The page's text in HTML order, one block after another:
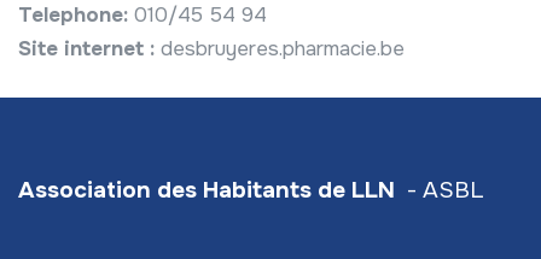
Telephone: 010/45 54 94
Site internet : desbruyeres.pharmacie.be
Association des Habitants de LLN - ASBL